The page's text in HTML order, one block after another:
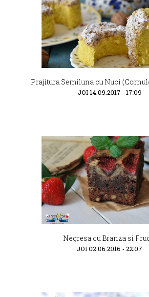
Prajitura Semiluna cu Nuci
JOI 14.09.2017 - 17:09
Negresa cu Branza si
JOI 02.06.2016 - 22:07